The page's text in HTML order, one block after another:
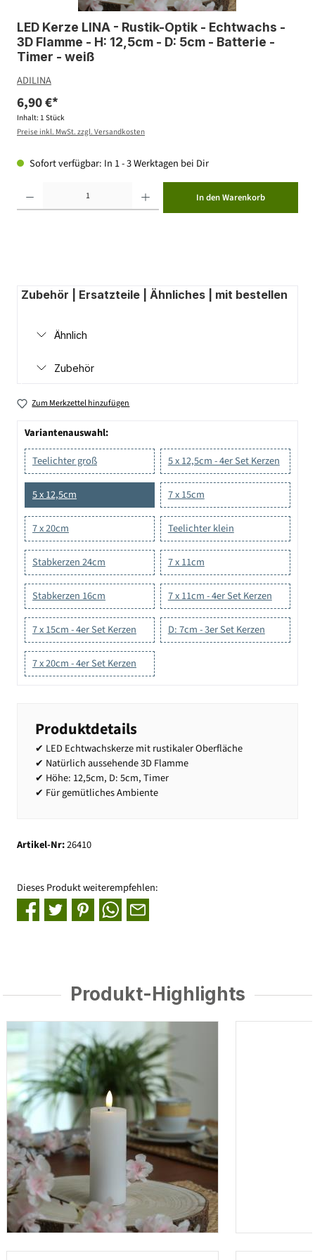
LED Kerze LINA - Rustik-Optik - Echtwachs -
3D Flamme - H: 12,5cm - D: 5cm - Batterie -
Timer - weiß
ADILINA
6,90 €*
Inhalt: 1 Stück
Preise inkl. MwSt. zzgl. Versandkosten
Sofort verfügbar: In 1 - 3 Werktagen bei Dir
In den Warenkorb
Zubehör | Ersatzteile | Ähnliches | mit bestellen
Ähnlich
Zubehör
Zum Merkzettel hinzufügen
Variantenauswahl:
Teelichter groß
5 x 12,5cm - 4er Set Kerzen
5 x 12,5cm 7 x 15cm
7 x 20cm Teelichter klein
Stabkerzen 24cm 7 x 11cm
Stabkerzen 16cm 7 x 11cm - 4er Set Kerzen
7 x 15cm - 4er Set Kerzen D: 7cm - 3er Set Kerzen
7 x 20cm - 4er Set Kerzen
Produktdetails
✔ LED Echtwachskerze mit rustikaler Oberfläche
✔ Natürlich aussehende 3D Flamme
✔ Höhe: 12,5cm, D: 5cm, Timer
✔ Für gemütliches Ambiente
Artikel-Nr:26410
Dieses Produkt weiterempfehlen:
Produkt-Highlights